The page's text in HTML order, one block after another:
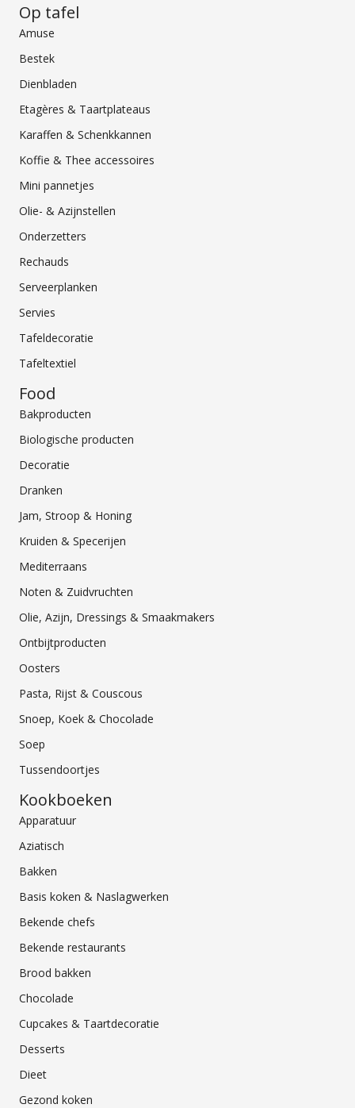
Op tafel
Amuse
Bestek
Dienbladen
Etagères & Taartplateaus
Karaffen & Schenkkannen
Koffie & Thee accessoires
Mini pannetjes
Olie- & Azijnstellen
Onderzetters
Rechauds
Serveerplanken
Servies
Tafeldecoratie
Tafeltextiel
Food
Bakproducten
Biologische producten
Decoratie
Dranken
Jam, Stroop & Honing
Kruiden & Specerijen
Mediterraans
Noten & Zuidvruchten
Olie, Azijn, Dressings & Smaakmakers
Ontbijtproducten
Oosters
Pasta, Rijst & Couscous
Snoep, Koek & Chocolade
Soep
Tussendoortjes
Kookboeken
Apparatuur
Aziatisch
Bakken
Basis koken & Naslagwerken
Bekende chefs
Bekende restaurants
Brood bakken
Chocolade
Cupcakes & Taartdecoratie
Desserts
Dieet
Gezond koken